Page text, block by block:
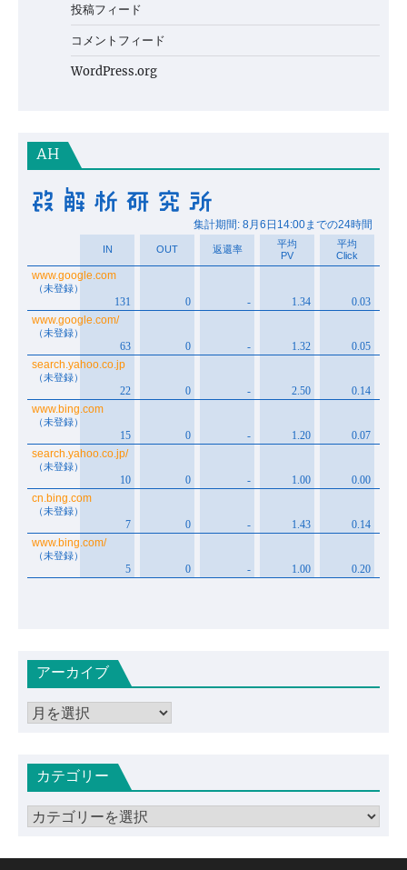
投稿フィード
コメントフィード
WordPress.org
AH
アーカイブ
ア
イカテゴリー
カ
ゴ